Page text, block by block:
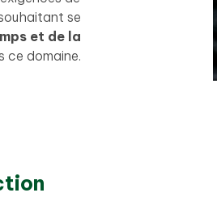
se
et de la
ce domaine.